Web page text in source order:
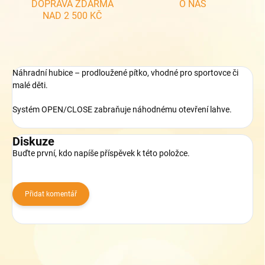
DOPRAVA ZDARMA
NAD 2 500 KČ
O NÁS
Náhradní hubice – prodloužené pítko, vhodné pro sportovce či
malé děti.
Systém OPEN/CLOSE zabraňuje náhodnému otevření lahve.
Diskuze
Buďte první, kdo napíše příspěvek k této položce.
Přidat komentář